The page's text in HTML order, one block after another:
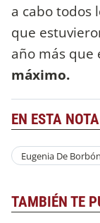
a cabo todos
que
año más que
máximo.
EN ESTA NOTA
Eugenia De Borbón
TAMBIÉN TE